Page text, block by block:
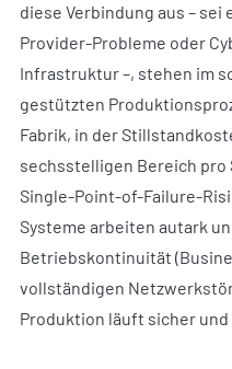
diese Verbindung aus –
Provider-Probleme oder
Infrastruktur –, stehen im
gestützten
Fabrik, in der
sechsstelligen Bereich
Single-Point-of-Failure-
Systeme arbeiten autark
Betriebskontinuität
vollständigen
Produktion läuft sicher